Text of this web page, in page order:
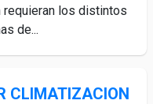
los distintos
de...
CLIMATIZACION